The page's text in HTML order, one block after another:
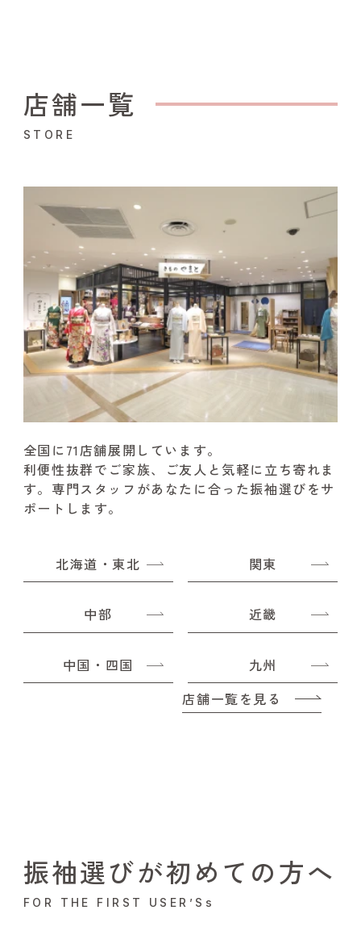
店舗一覧
STORE
全国に71店舗展開しています。
利便性抜群でご家族、ご友人と気軽に立ち寄れま
す。 専門スタッフがあなたに合った振袖選びをサ
ポートします。
北海道・東北 関東
中部 近畿
中国・四国
九州
店舗一覧を見る
振袖選びが初めての方へ
FOR THE FIRST USER’Ss